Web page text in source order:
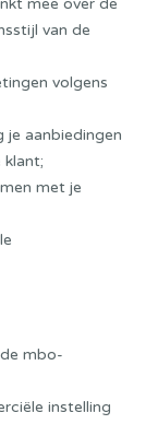
van de
volgens
je aanbiedingen
klant;
met je
mbo-
instelling